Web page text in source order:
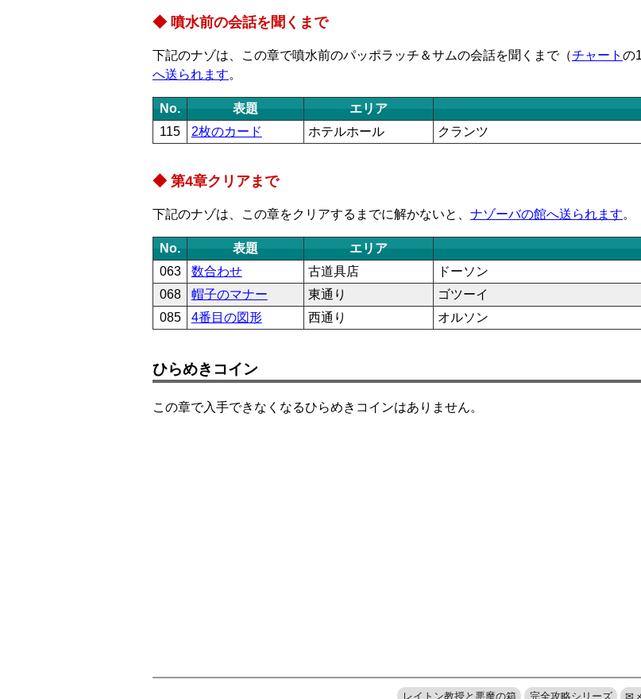
噴水前の会話を聞くまで
下記のナゾは、この章で噴水前のパッポラッチ＆サムの会話を聞くまで（チャート の
へ送られます。
No. 表題 エリア
115
2枚のカード ホテルホール クランツ
第4章クリアまで
下記のナゾは、この章をクリアするまでに解かないと、 ナゾーバの館へ送られます。
No. 表題 エリア
063
数合わせ 古道具店
ドーソン
068
帽子のマナー 東通り
ゴツーイ
085
4番目の図形 西通り オルソン
ひらめきコイン
この章で入手できなくなるひらめきコインはありません。
レイトン教授と悪魔の箱 完全攻略シリーズ ✉